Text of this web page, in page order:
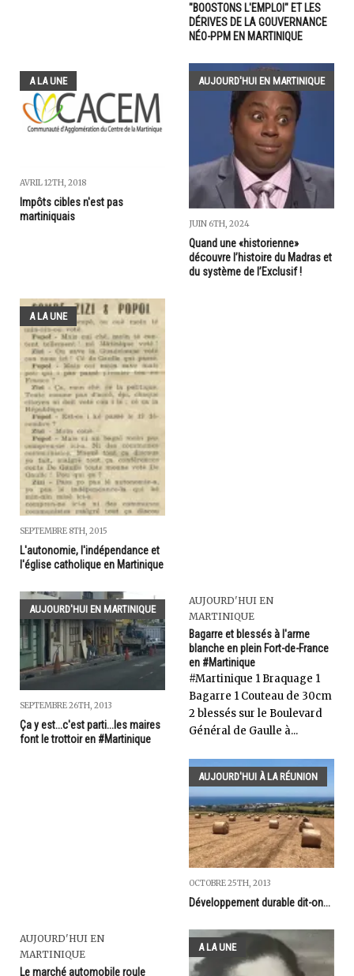
"BOOSTONS L'EMPLOI" ET LES
DÉRIVES DE LA GOUVERNANCE
NÉO-PPM EN MARTINIQUE
A LA UNE
AVRIL 12TH, 2018
Impôts cibles n'est pas
martiniquais
AUJOURD'HUI EN MARTINIQUE
JUIN 6TH, 2024
Quand une «historienne»
découvre l’histoire du Madras et
du système de l’Exclusif !
A LA UNE
SEPTEMBRE 8TH, 2015
L'autonomie, l'indépendance et
l'église catholique en Martinique
AUJOURD'HUI EN MARTINIQUE
SEPTEMBRE 26TH, 2013
Ça y est...c'est parti...les maires
font le trottoir en #Martinique
AUJOURD'HUI EN
MARTINIQUE
Bagarre et blessés à l'arme
blanche en plein Fort-de-France
en #Martinique
‎#Martinique 1 Braquage 1
Bagarre 1 Couteau de 30cm
2 blessés sur le Boulevard
Général de Gaulle à...
AUJOURD'HUI À LA RÉUNION
OCTOBRE 25TH, 2013
Développement durable dit-on...
AUJOURD'HUI EN
MARTINIQUE
Le marché automobile roule
A LA UNE